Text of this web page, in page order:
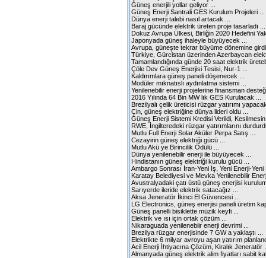
Güneş enerjili yollar geliyor ...
Güneş Enerji Santrali GES Kurulum Projeleri ...
Dünya enerji talebi nasıl artacak ...
Baraj gücünde elektrik üreten proje tasarladı ...
Dokuz Avrupa Ülkesi, Birliğin 2020 Hedefini
Japonyada güneş ihaleyle büyüyecek ...
Avrupa, güneşte tekrar büyüme dönemine
Türkiye, Gürcistan üzerinden Azerbaycan
Tamamlandığında günde 20 saat elektrik
Çöle Dev Güneş Enerjisi Tesisi, Nur-1 ...
Kaldırımlara güneş paneli döşenecek ...
Modüler mıknatıslı aydınlatma sistemi ...
Yenilenebilir enerji projelerine finansman
2016 Yılında 64 Bin MW lık GES Kurulacak ...
Brezilyalı çelik üreticisi rüzgar yatırımı
Çin, güneş elektriğine dünya lideri oldu ...
Güneş Enerji Sistemi Kredisi Verildi,
RWE, İngilteredeki rüzgar yatırımlarını
Mutlu Full Enerji Solar Aküler Perpa Satış ...
Cezayirin güneş elektriği gücü ...
Mutlu Akü ye Birincilik Ödülü ...
Dünya yenilenebilir enerji ile büyüyecek ...
Hindistanın güneş elektriği kurulu gücü ...
Ambargo Sonrası İran-Yeni İş, Yeni Enerji-Yeni
Karatay Belediyesi ve Mevka Yenilenebilir
Avustralyadaki çatı üstü güneş enerjisi
Sarıyerde ileride elektrik satacağız ...
Aksa Jeneratör İkinci El Güvencesi ...
LG Electronics, güneş enerjisi paneli üretim
Güneş panelli bisiklette müzik keyfi ...
Elektrik ve ısı için ortak çözüm ...
Nikaraguada yenilenebiir enerji devrimi ...
Brezilya rüzgar enerjisinde 7 GW a yaklaştı ...
Elektrikte 6 milyar avroyu aşan yatırım
Acil Enerji İhtiyacına Çözüm, Kiralık Jeneratör
Almanyada güneş elektrik alim fiyatları sabit